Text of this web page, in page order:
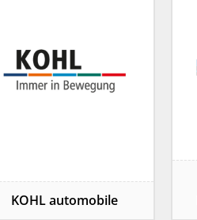
KOHL automobile